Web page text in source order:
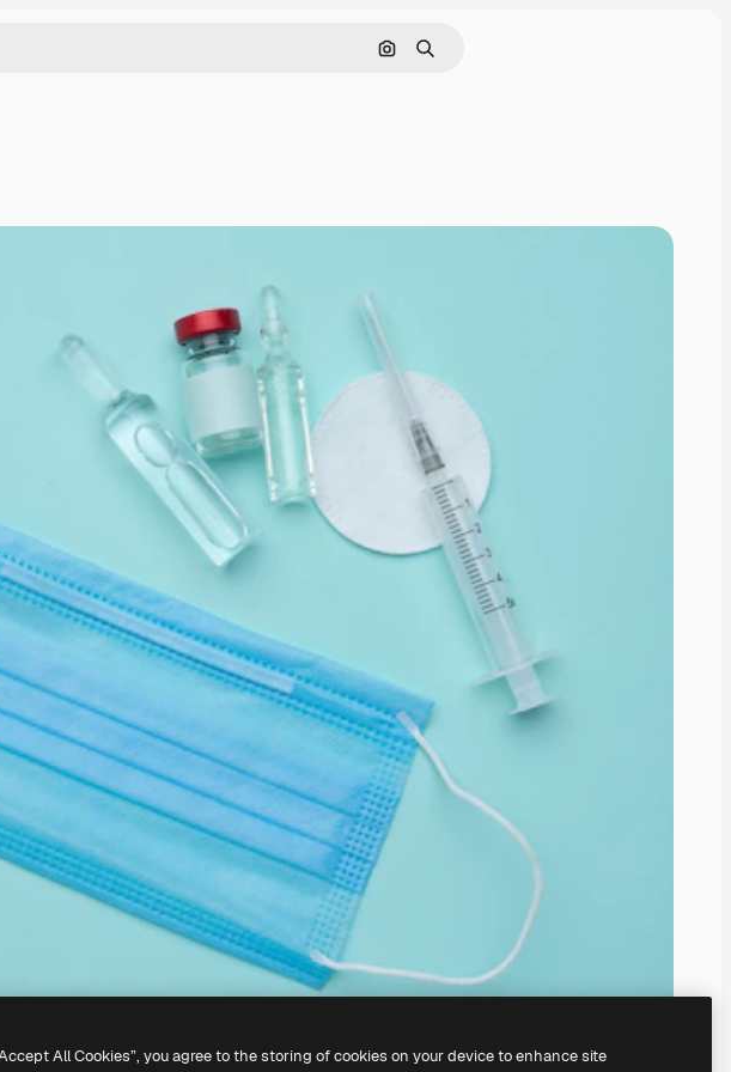
Pesquisar por imagem
Buscar
All Cookies”, you agree to the storing of cookies on your device to enhance site